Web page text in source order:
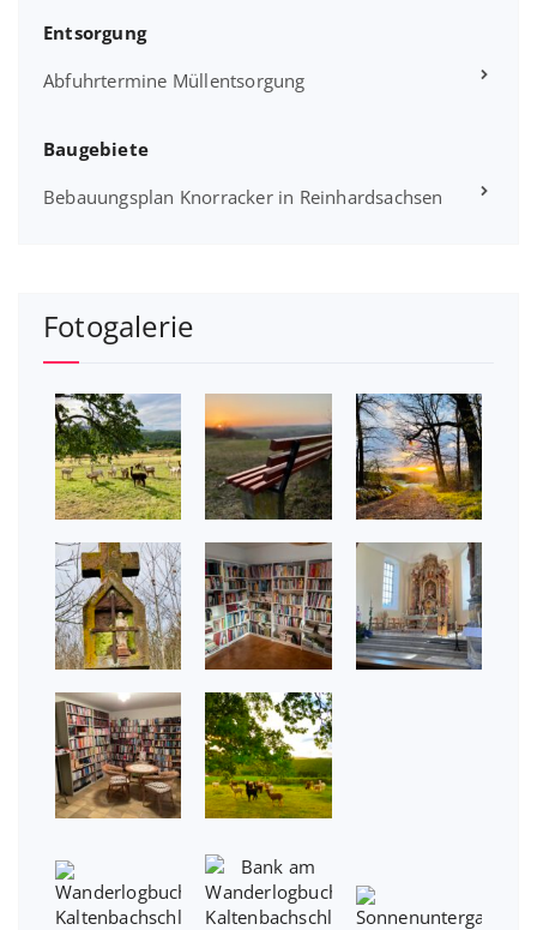
Entsorgung
Abfuhrtermine Müllentsorgung
Baugebiete
Bebauungsplan Knorracker in Reinhardsachsen
Fotogalerie